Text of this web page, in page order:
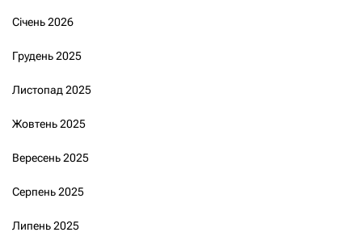
Січень 2026
Грудень 2025
Листопад 2025
Жовтень 2025
Вересень 2025
Серпень 2025
Липень 2025